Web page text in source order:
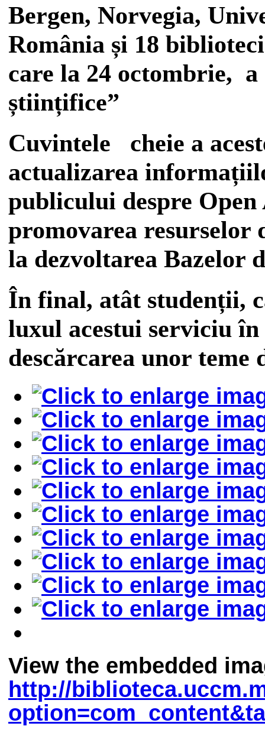
Bergen, Norvegia,
România și 18
care la 24 octombrie,
științifice”
Cuvintele cheie a
actualizarea
publicului despre Open
promovarea resurselor
la dezvoltarea Bazelor
În final, atât studenții,
luxul acestui serviciu
descărcarea unor teme
View the embedded
http://